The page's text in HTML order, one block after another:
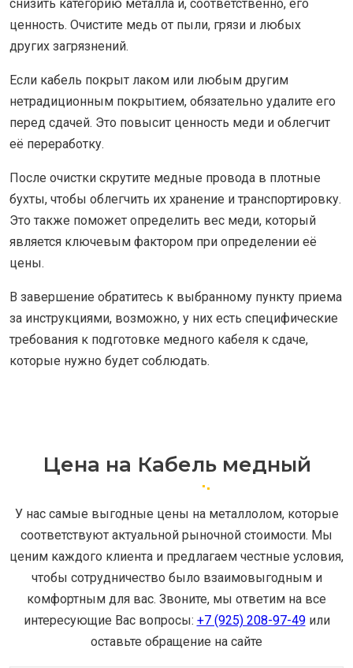
снизить категорию металла и, соответственно, его
ценность. Очистите медь от пыли, грязи и любых
других загрязнений.
Если кабель покрыт лаком или любым другим
нетрадиционным покрытием, обязательно удалите его
перед сдачей. Это повысит ценность меди и облегчит
её переработку.
После очистки скрутите медные провода в плотные
бухты, чтобы облегчить их хранение и транспортировку.
Это также поможет определить вес меди, который
является ключевым фактором при определении её
цены.
В завершение обратитесь к выбранному пункту приема
за инструкциями, возможно, у них есть специфические
требования к подготовке медного кабеля к сдаче,
которые нужно будет соблюдать.
Цена на Кабель медный
У нас самые выгодные цены на металлолом, которые
соответствуют актуальной рыночной стоимости. Мы
ценим каждого клиента и предлагаем честные условия,
чтобы сотрудничество было взаимовыгодным и
комфортным для вас. Звоните, мы ответим на все
интересующие Вас вопросы: +7 (925) 208-97-49или
оставьте обращение на сайте